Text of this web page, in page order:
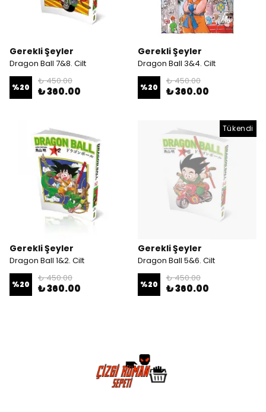
Gerekli Şeyler
Dragon Ball 7&8. Cilt
%20
₺ 450.00
₺ 360.00
Gerekli Şeyler
Dragon Ball 3&4. Cilt
%20
₺ 450.00
₺ 360.00
Gerekli Şeyler
Dragon Ball 1&2. Cilt
%20
₺ 450.00
₺ 360.00
Tükendi
Gerekli Şeyler
Dragon Ball 5&6. Cilt
%20
₺ 450.00
₺ 360.00